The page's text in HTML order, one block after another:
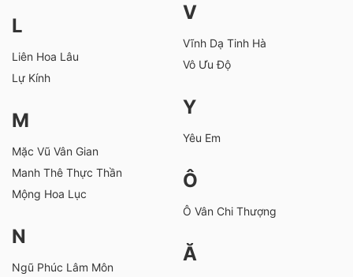
L
Liên Hoa Lâu
Lự Kính
M
Mặc Vũ Vân Gian
Manh Thê Thực Thần
Mộng Hoa Lục
N
Ngũ Phúc Lâm Môn
V
Vĩnh Dạ Tinh Hà
Vô Ưu Độ
Y
Yêu Em
Ô
Ô Vân Chi Thượng
Ă